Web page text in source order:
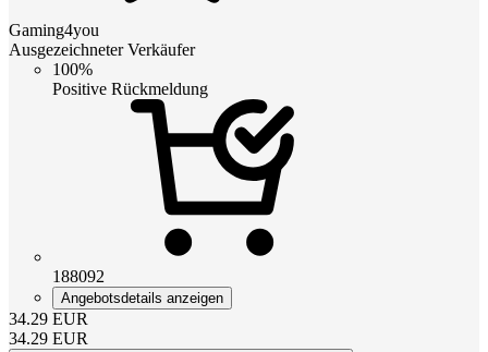
Gaming4you
Ausgezeichneter Verkäufer
100%
Positive Rückmeldung
188092
Angebotsdetails anzeigen
34.29 EUR
34.29 EUR